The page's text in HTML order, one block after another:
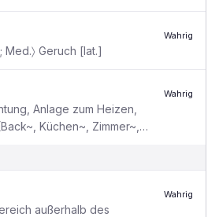
Med.〉 Geruch [lat.]
Wahrig
Anlage zum Heizen,
Küchen~, Zimmer~,
Wahrig
außerhalb des
Wahrig